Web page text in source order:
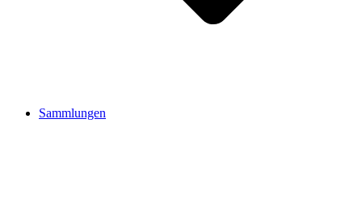
Sammlungen